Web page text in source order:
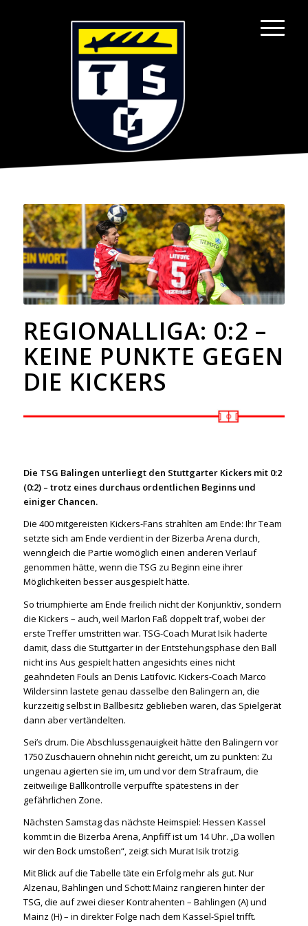
REGIONALLIGA: 0:2 –
KEINE PUNKTE GEGEN
DIE KICKERS
Die TSG Balingen unterliegt den Stuttgarter Kickers mit 0:2
(0:2) – trotz eines durchaus ordentlichen Beginns und
einiger Chancen.
Die 400 mitgereisten Kickers-Fans strahlten am Ende: Ihr Team
setzte sich am Ende verdient in der Bizerba Arena durch,
wenngleich die Partie womöglich einen anderen Verlauf
genommen hätte, wenn die TSG zu Beginn eine ihrer
Möglichkeiten besser ausgespielt hätte.
So triumphierte am Ende freilich nicht der Konjunktiv, sondern
die Kickers – auch, weil Marlon Faß doppelt traf, wobei der
erste Treffer umstritten war. TSG-Coach Murat Isik haderte
damit, dass die Stuttgarter in der Entstehungsphase den Ball
nicht ins Aus gespielt hatten angesichts eines nicht
geahndeten Fouls an Denis Latifovic. Kickers-Coach Marco
Wildersinn lastete genau dasselbe den Balingern an, die
kurzzeitig selbst in Ballbesitz geblieben waren, das Spielgerät
dann aber vertändelten.
Sei’s drum. Die Abschlussgenauigkeit hätte den Balingern vor
1750 Zuschauern ohnehin nicht gereicht, um zu punkten: Zu
ungenau agierten sie im, um und vor dem Strafraum, die
zeitweilige Ballkontrolle verpuffte spätestens in der
gefährlichen Zone.
Nächsten Samstag das nächste Heimspiel: Hessen Kassel
kommt in die Bizerba Arena, Anpfiff ist um 14 Uhr. „Da wollen
wir den Bock umstoßen“, zeigt sich Murat Isik trotzig.
Mit Blick auf die Tabelle täte ein Erfolg mehr als gut. Nur
Alzenau, Bahlingen und Schott Mainz rangieren hinter der
TSG, die auf zwei dieser Kontrahenten – Bahlingen (A) und
Mainz (H) – in direkter Folge nach dem Kassel-Spiel trifft.